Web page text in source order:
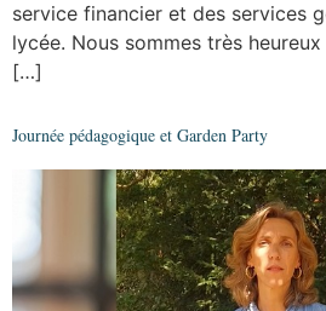
service financier et des services
lycée. Nous sommes très
[…]
Journée pédagogique et Garden Party